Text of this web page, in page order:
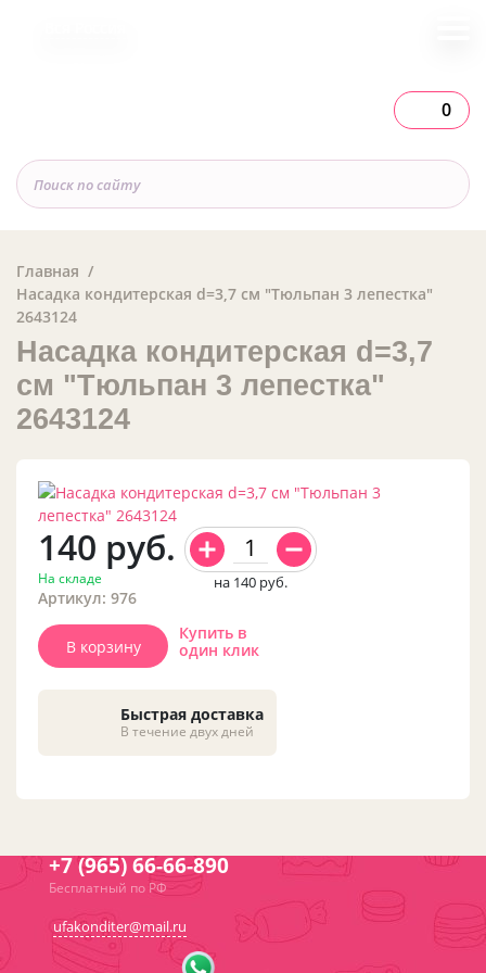
0
Главная
Насадка кондитерская d=3,7 см "Тюльпан 3 лепестка"
2643124
Насадка кондитерская d=3,7
см "Тюльпан 3 лепестка"
2643124
140 руб.
На складе
Артикул: 976
на 140 руб.
В корзину
Купить в
один клик
Быстрая доставка
В течение двух дней
+7 (965) 66-66-890
Бесплатный по РФ
ufakonditer@mail.ru